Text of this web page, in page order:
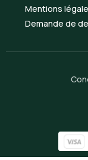
Mentions
Demande de